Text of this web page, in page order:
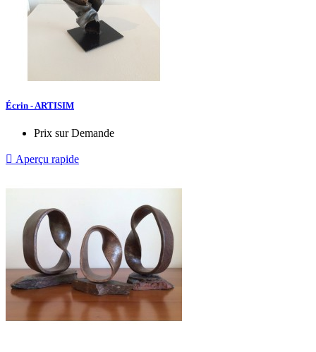
Écrin - ARTISIM
Prix sur Demande
 Aperçu rapide